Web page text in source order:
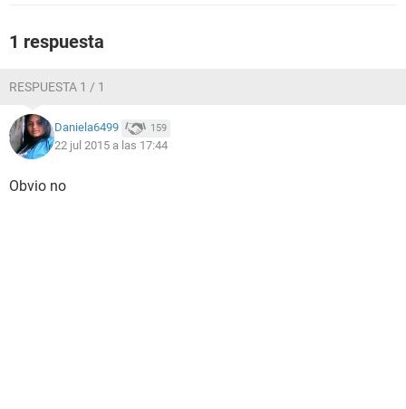
1 respuesta
RESPUESTA 1 / 1
Daniela6499 159
22 jul 2015 a las 17:44
Obvio no